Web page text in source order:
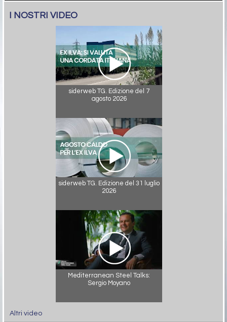
I NOSTRI VIDEO
siderweb TG. Edizione del 7
agosto 2026
siderweb TG. Edizione del 31 luglio
2026
Mediterranean Steel Talks:
Sergio Moyano
Altri video